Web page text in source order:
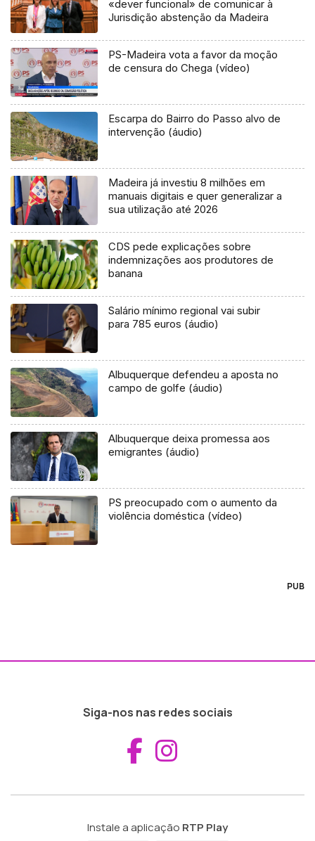
«dever funcional» de comunicar à
Jurisdição abstenção da Madeira
PS-Madeira vota a favor da moção
de censura do Chega (vídeo)
Escarpa do Bairro do Passo alvo de
intervenção (áudio)
Madeira já investiu 8 milhões em
manuais digitais e quer generalizar a
sua utilização até 2026
CDS pede explicações sobre
indemnizações aos produtores de
banana
Salário mínimo regional vai subir
para 785 euros (áudio)
Albuquerque defendeu a aposta no
campo de golfe (áudio)
Albuquerque deixa promessa aos
emigrantes (áudio)
PS preocupado com o aumento da
violência doméstica (vídeo)
PUB
Siga-nos nas redes sociais
Aceder ao
Instale a aplicação RTP Play